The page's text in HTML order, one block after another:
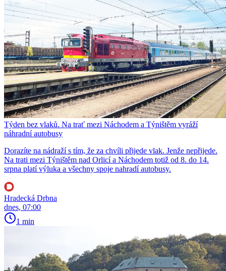
Týden bez vlaků. Na trať mezi Náchodem a Týništěm vyráží
náhradní autobusy
Dorazíte na nádraží s tím, že za chvíli přijede vlak. Jenže nepřijede.
Na trati mezi Týništěm nad Orlicí a Náchodem totiž od 8. do 14.
srpna platí výluka a všechny spoje nahradí autobusy.
Hradecká Drbna
dnes, 07:00
1 min